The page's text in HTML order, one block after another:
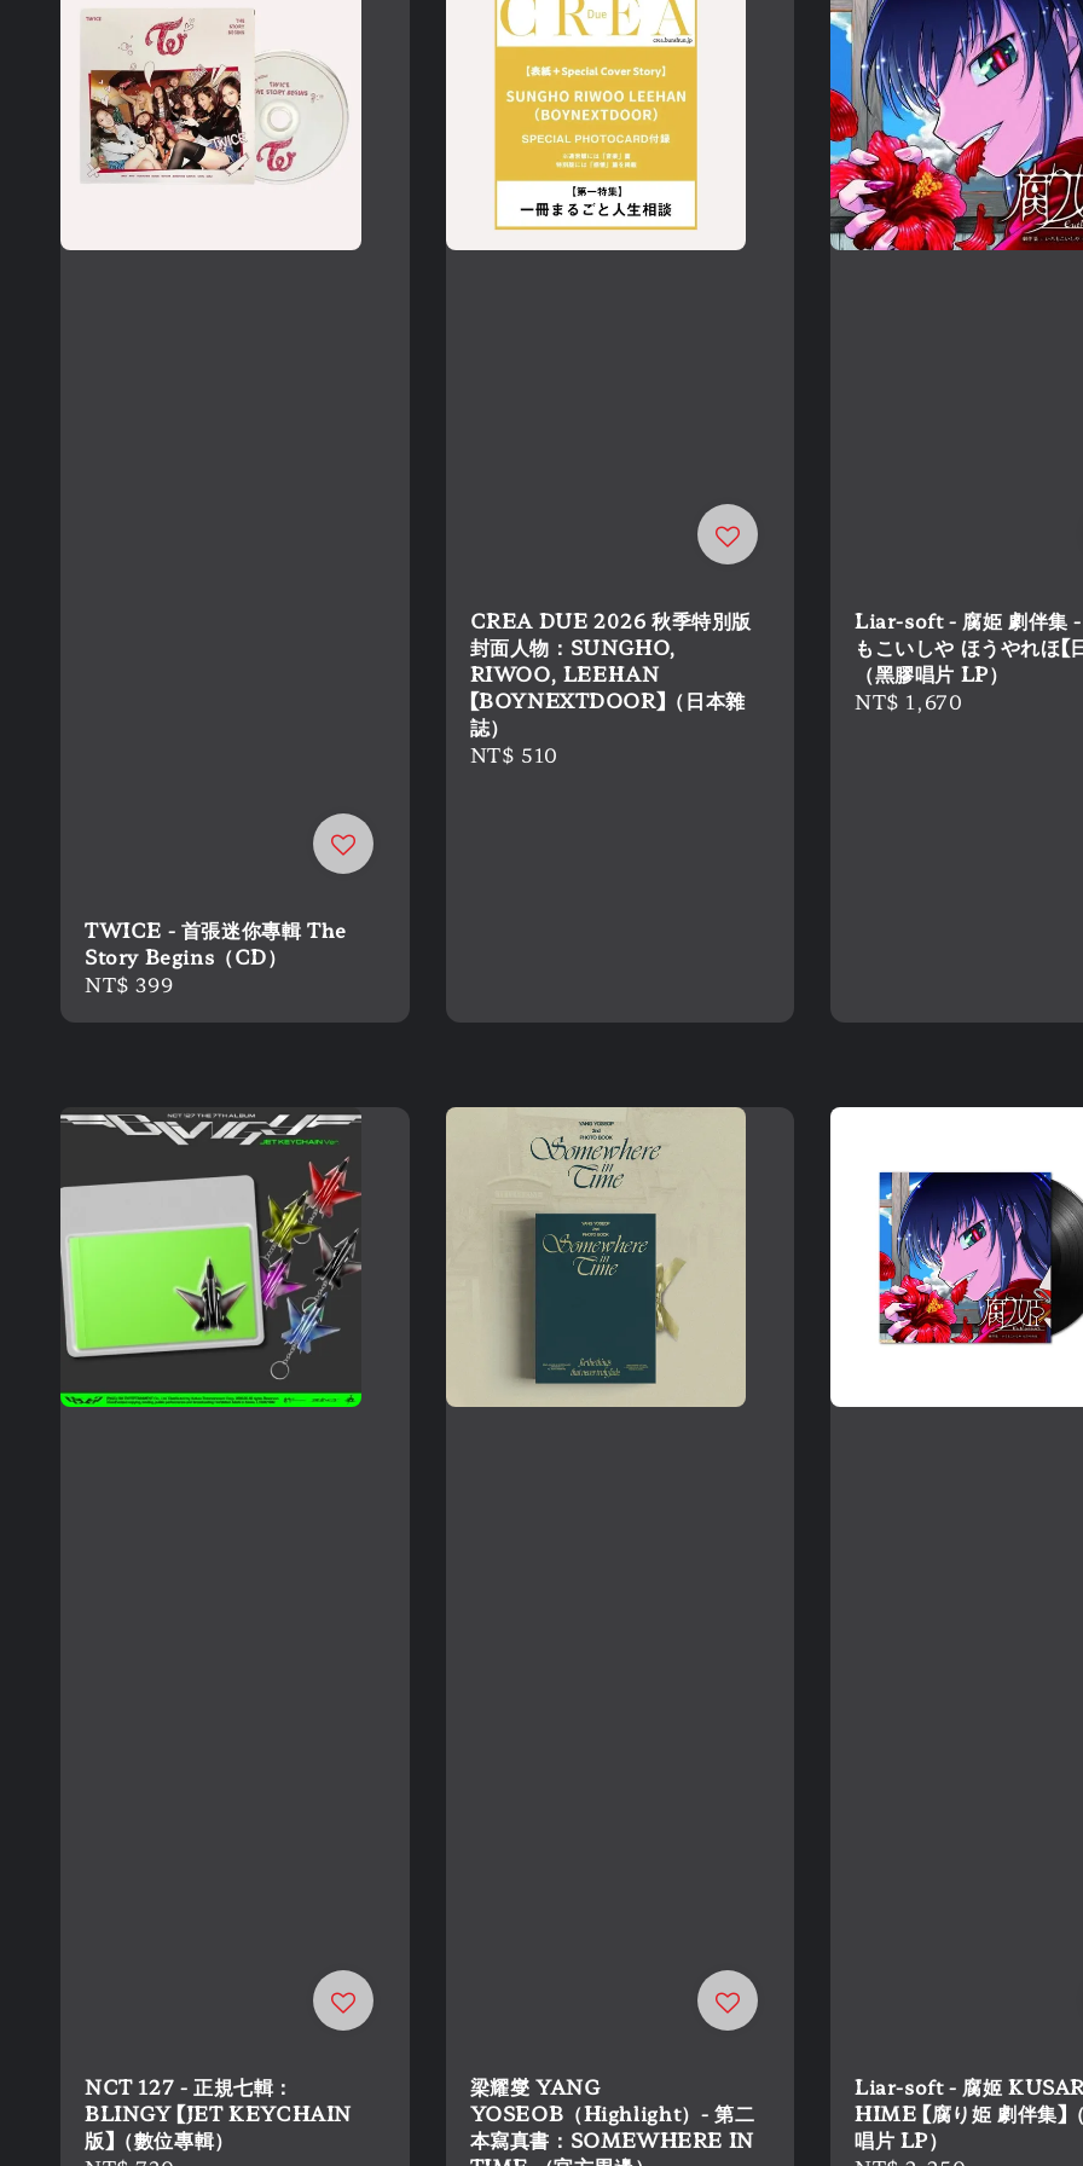
TWICE - 首張迷你專輯 The
Story Begins（CD）
Regular
NT$ 399
CREA DUE 2026 秋季特別版
封面人物：SUNGHO,
RIWOO, LEEHAN
【BOYNEXTDOOR】（日本雜
誌）
Regular
NT$ 510
Liar-soft - 腐姫 劇伴集
もこいしや ほうやれほ【
（黑膠唱片 LP）
Regular
NT$ 1,670
NCT 127 - 正規七輯：
BLINGY 【JET KEYCHAIN
版】（數位專輯）
梁耀燮 YANG
YOSEOB（Highlight）- 第二
本寫真書：SOMEWHERE IN
Liar-soft - 腐姬
HIME 【腐り姫 劇伴集】
唱片 LP）